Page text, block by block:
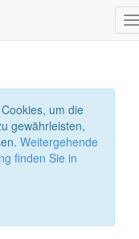
um die
gewährleisten,
Weitergehende
finden Sie in